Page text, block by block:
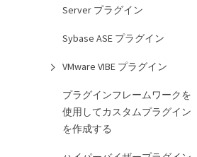
Server プラグイン
Sybase ASE プラグイン
VMware VIBE プラグイン
プラグインフレームワークを
使用してカスタムプラグイン
を作成する